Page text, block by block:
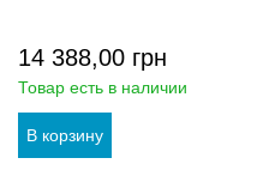
14 388,00 грн
Товар есть в наличии